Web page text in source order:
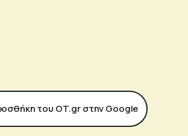
του ΟΤ.gr στην Google